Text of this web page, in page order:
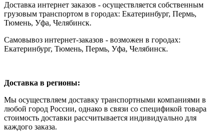
Доставка интернет заказов - осуществляется собственным
грузовым транспортом в городах: Екатеринбург, Пермь,
Тюмень, Уфа, Челябинск.
Самовывоз интернет-заказов - возможен в городах:
Екатеринбург, Тюмень, Пермь, Уфа, Челябинск.
Доставка в регионы:
Мы осуществляем доставку транспортными компаниями в
любой город России, однако в связи со спецификой товара
стоимость доставки рассчитывается индивидуально для
каждого заказа.